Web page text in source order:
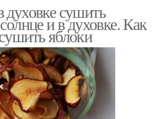
сушить
и в духовке. Как
яблоки